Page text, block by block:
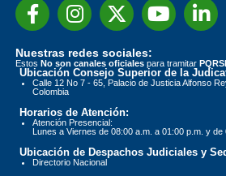
Nuestras redes sociales:
Estos No son canales oficiales para tramitar
Ubicación Consejo Superior de la
Calle 12 No 7 - 65, Palacio de Justicia Alfonso
Colombia
Horarios de Atención:
Atención Presencial:
Lunes a Viernes de 08:00 a.m. a 01:00 p.m. y de
Ubicación de Despachos Judiciales y
Directorio Nacional